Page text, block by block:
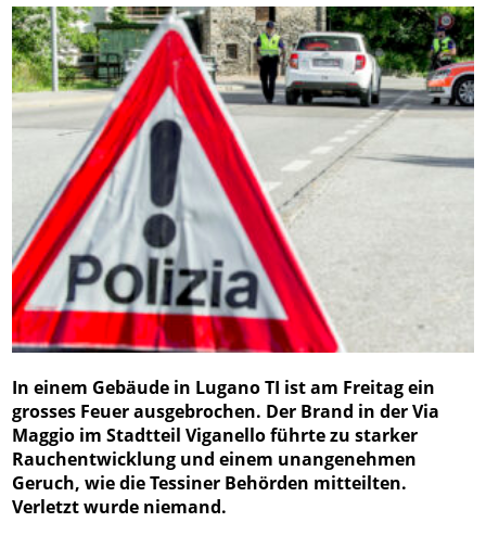
In einem Gebäude in Lugano TI ist am Freitag ein
grosses Feuer ausgebrochen. Der Brand in der Via
Maggio im Stadtteil Viganello führte zu starker
Rauchentwicklung und einem unangenehmen
Geruch, wie die Tessiner Behörden mitteilten.
Verletzt wurde niemand.